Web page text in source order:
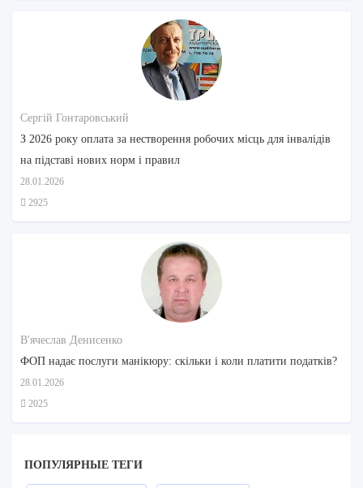
ПОПУЛЯРНЫЕ ТЕГИ
Сергій Гонтаровський
З 2026 року оплата за нестворення робочих місць для інвалідів
на підставі нових норм і правил
28.01.2026
2925
В'ячеслав Денисенко
ФОП надає послуги манікюру: скільки і коли платити податків?
28.01.2026
2025